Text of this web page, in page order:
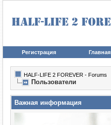
Регистрация Главная
HALF-LIFE 2 FOREVER - Forums
Пользователи
Важная информация